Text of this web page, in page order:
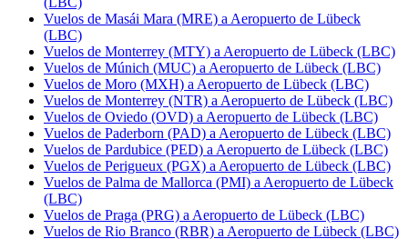
Vuelos de Masái Mara (MRE) a Aeropuerto de Lübeck
(LBC)
Vuelos de Monterrey (MTY) a Aeropuerto de Lübeck (LBC)
Vuelos de Múnich (MUC) a Aeropuerto de Lübeck (LBC)
Vuelos de Moro (MXH) a Aeropuerto de Lübeck (LBC)
Vuelos de Monterrey (NTR) a Aeropuerto de Lübeck (LBC)
Vuelos de Oviedo (OVD) a Aeropuerto de Lübeck (LBC)
Vuelos de Paderborn (PAD) a Aeropuerto de Lübeck (LBC)
Vuelos de Pardubice (PED) a Aeropuerto de Lübeck (LBC)
Vuelos de Perigueux (PGX) a Aeropuerto de Lübeck (LBC)
Vuelos de Palma de Mallorca (PMI) a Aeropuerto de Lübeck
(LBC)
Vuelos de Praga (PRG) a Aeropuerto de Lübeck (LBC)
Vuelos de Rio Branco (RBR) a Aeropuerto de Lübeck (LBC)